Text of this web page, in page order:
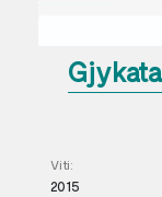
Viti:
2015